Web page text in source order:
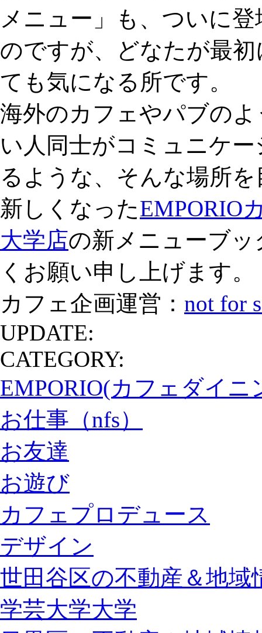
メニュー」も、ついに
のですが、どなたが最
ても気になる所です。
海外のカフェやパブの
い人同士がコミュニケ
るような、そんな場所
新しくなったEMPORIO
大学店の新メニューブ
くお願い申し上げます。
カフェ企画運営： not for
UPDATE:
CATEGORY:
EMPORIO(カフェダイニ
お仕事（nfs）
お友達
お遊び
カフェプロデュース
デザイン
世田谷区の不動産＆地域
学芸大学大学